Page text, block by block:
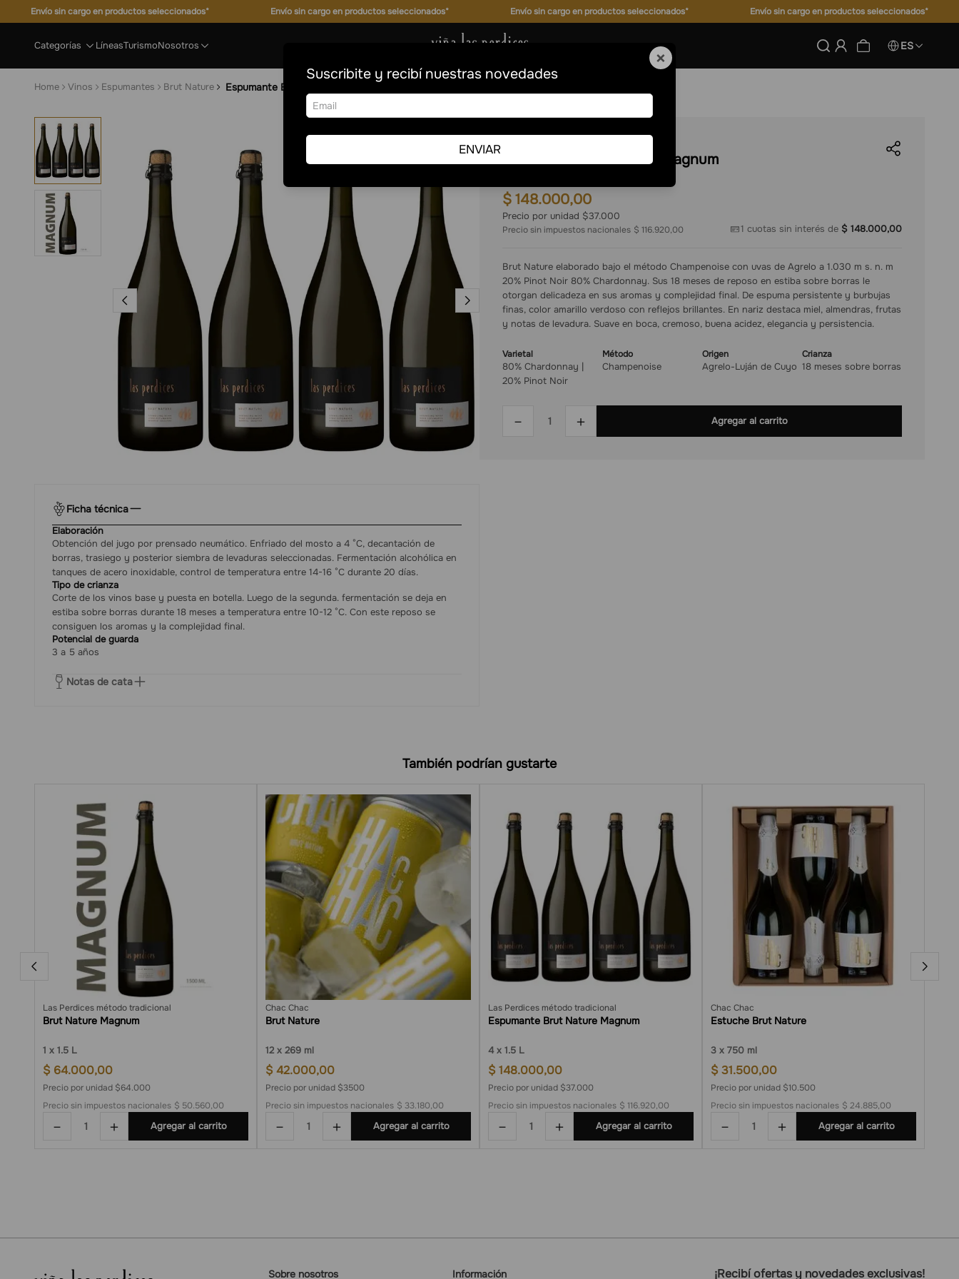
Envío sin cargo en productos seleccionados* Envío sin cargo en productos seleccionados* Envío sin cargo en productos seleccionados* Envío sin cargo en productos seleccionados*
Categorías LíneasTurismoNosotros ES
Vinos Espumantes Brut Nature Espumante Brut Nature Magnum
Ficha técnica
Elaboración
Obtención del jugo por prensado neumático. Enfriado del mosto a 4 °C, decantación de
borras, trasiego y posterior siembra de levaduras seleccionadas. Fermentación alcohólica en
tanques de acero inoxidable, control de temperatura entre 14-16 °C durante 20 días.
Tipo de crianza
Corte de los vinos base y puesta en botella. Luego de la segunda. fermentación se deja en
estiba sobre borras durante 18 meses a temperatura entre 10-12 °C. Con este reposo se
consiguen los aromas y la complejidad final.
Potencial de guarda
3 a 5 años
Notas de cata
Espumante Brut Nature Magnum
$ 148.000,00
Precio por unidad $37.000
Precio sin impuestos nacionales $ 116.920,00 1 cuotas sin interés de $ 148.000,00
Brut Nature elaborado bajo el método Champenoise con uvas de Agrelo a 1.030 m s. n. m
20% Pinot Noir 80% Chardonnay. Sus 18 meses de reposo en estiba sobre borras le
otorgan delicadeza en sus aromas y complejidad final. De espuma persistente y burbujas
finas, color amarillo verdoso con reflejos brillantes. En nariz destaca miel, almendras, frutas
y notas de levadura. Suave en boca, cremoso, buena acidez, elegancia y persistencia.
Varietal
80% Chardonnay |
20% Pinot Noir
Método
Champenoise
Origen
Agrelo-Luján de Cuyo
Crianza
18 meses sobre borras
＋
－ Agregar al carrito
También podrían gustarte
Las Perdices método tradicional
Brut Nature Magnum
1 1.5 L
$ 64.000,00
Precio por unidad $64.000
Precio sin impuestos nacionales $ 50.560,00
＋
－ Agregar al carrito
Chac Chac
Brut Nature
12 269 ml
$ 42.000,00
Precio por unidad $3500
Precio sin impuestos nacionales $ 33.180,00
＋
－ Agregar al carrito
Las Perdices método tradicional
Espumante Brut Nature Magnum
4 1.5 L
$ 148.000,00
Precio por unidad $37.000
Precio sin impuestos nacionales $ 116.920,00
＋
－ Agregar al carrito
Chac Chac
Estuche Brut Nature
3 750 ml
$ 31.500,00
Precio por unidad $10.500
Precio sin impuestos nacionales $ 24.885,00
＋
－ Agregar al carrito
Sobre nosotros Información ¡Recibí ofertas y novedades exclusivas!
×
Suscribite y recibí nuestras novedades
ENVIAR